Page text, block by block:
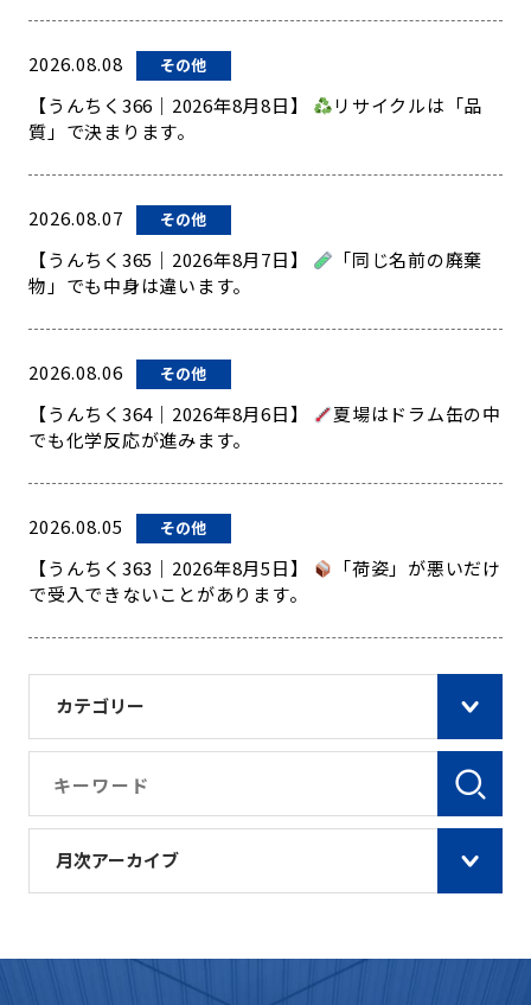
カテゴリー
月次アーカイブ
2026.08.08 その他
【うんちく366｜2026年8月8日】
リサイクルは「品
質」で決まります。
2026.08.07 その他
【うんちく365｜2026年8月7日】
「同じ名前の廃棄
物」でも中身は違います。
2026.08.06 その他
【うんちく364｜2026年8月6日】
夏場はドラム缶の中
でも化学反応が進みます。
2026.08.05 その他
【うんちく363｜2026年8月5日】
「荷姿」が悪いだけ
で受入できないことがあります。